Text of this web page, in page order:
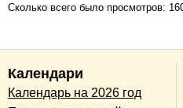
Сколько всего было просмотров:
Календари
Календарь на 2026 год